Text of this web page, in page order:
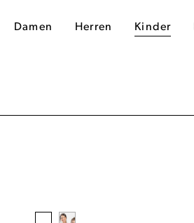
Damen Herren Kinder